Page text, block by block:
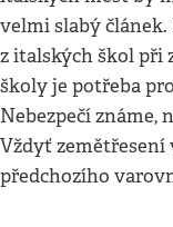
velmi slabý
z italských škol při
školy je potřeba
Nebezpečí známe,
Vždyť zemětřesení
předchozího